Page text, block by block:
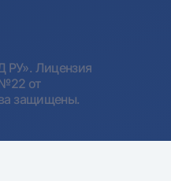
РУ». Лицензия
от
защищены.